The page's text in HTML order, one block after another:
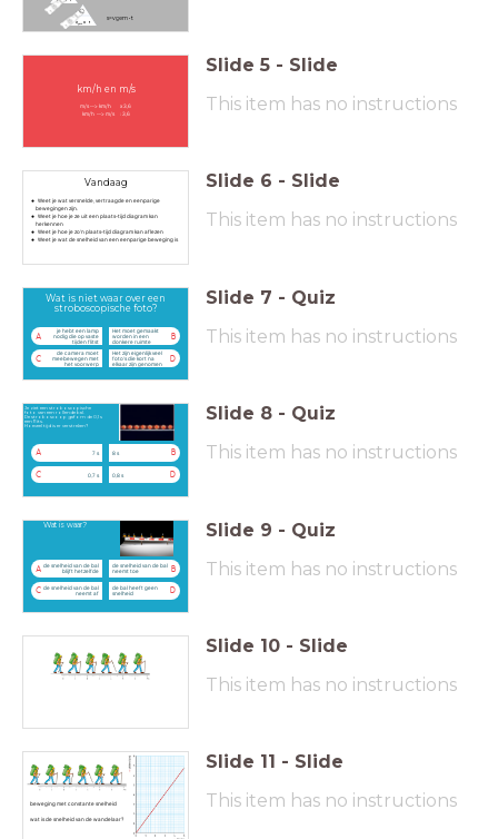
s=vgem⋅t
km/h en m/s
m/s --> km/h x 3,6
km/h --> m/s : 3,6
Slide 5 - Slide
This item has no instructions
Vandaag
Weet je wat versnelde, vertraagde en eenparige
bewegingen zijn.
Weet je hoe je ze uit een plaats-tijd diagram kan
herkennen
Weet je hoe je zo'n plaats-tijd diagram kan aflezen
Weet je wat de snelheid van een eenparige beweging is
Slide 6 - Slide
This item has no instructions
Wat is niet waar over een
stroboscopische foto?
A
je hebt een lamp
nodig die op vaste
tijden flitst
B
Het moet gemaakt
worden in een
donkere ruimte
C
de camera moet
meebewegen met
het voorwerp
D
Het zijn eigenlijk veel
foto's die kort na
elkaar zijn genomen
Slide 7 - Quiz
This item has no instructions
Je ziet een stroboscopische
foto van een rollende bal.
De stroboscoop gaf om de 0,1 s
een flits.
Hoeveel tijd is er verstreken?
A 7 s B
8 s
C 0,7 s D
0,8 s
Slide 8 - Quiz
This item has no instructions
Wat is waar?
A de snelheid van de bal
blijft hetzelfde
B
de snelheid van de bal
neemt toe
C de snelheid van de bal
neemt af
D
de bal heeft geen
snelheid
Slide 9 - Quiz
This item has no instructions
Slide 10 - Slide
This item has no instructions
beweging met constante snelheid
wat is de snelheid van de wandelaar?
Slide 11 - Slide
This item has no instructions